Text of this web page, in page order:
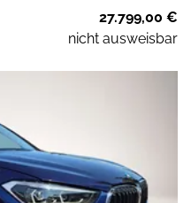
27.799,00 €
nicht ausweisbar